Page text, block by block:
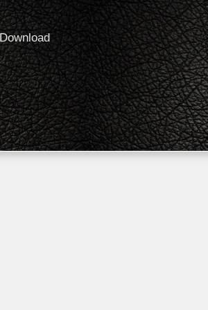
Download